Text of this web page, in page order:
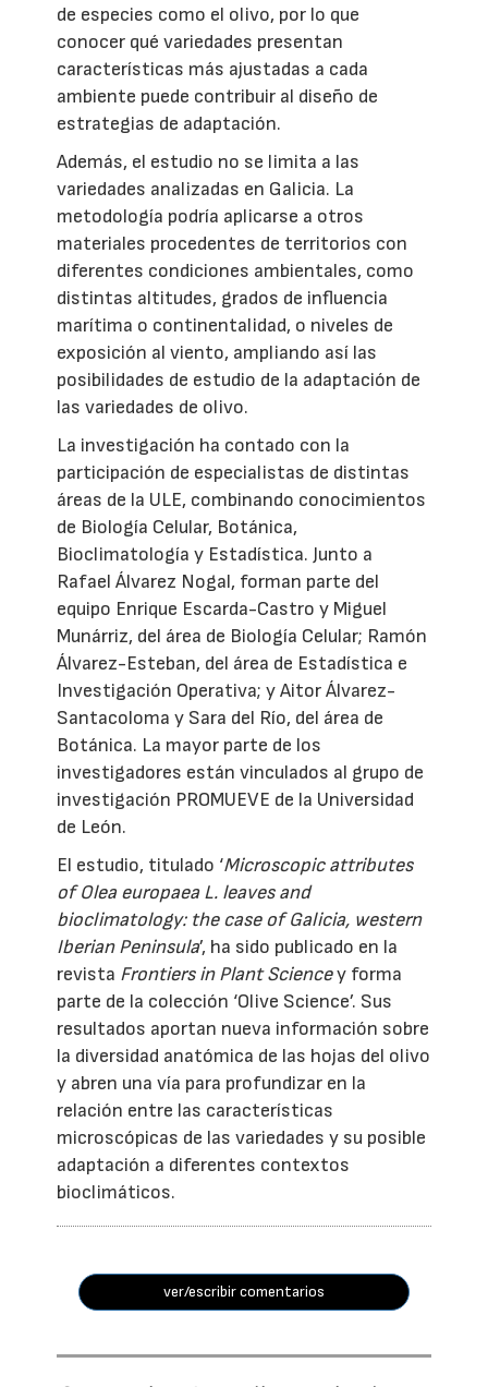
de especies como el olivo, por lo que
conocer qué variedades presentan
características más ajustadas a cada
ambiente puede contribuir al diseño de
estrategias de adaptación.
Además, el estudio no se limita a las
variedades analizadas en Galicia. La
metodología podría aplicarse a otros
materiales procedentes de territorios con
diferentes condiciones ambientales, como
distintas altitudes, grados de influencia
marítima o continentalidad, o niveles de
exposición al viento, ampliando así las
posibilidades de estudio de la adaptación de
las variedades de olivo.
La investigación ha contado con la
participación de especialistas de distintas
áreas de la ULE, combinando conocimientos
de Biología Celular, Botánica,
Bioclimatología y Estadística. Junto a
Rafael Álvarez Nogal, forman parte del
equipo Enrique Escarda-Castro y Miguel
Munárriz, del área de Biología Celular; Ramón
Álvarez-Esteban, del área de Estadística e
Investigación Operativa; y Aitor Álvarez-
Santacoloma y Sara del Río, del área de
Botánica. La mayor parte de los
investigadores están vinculados al grupo de
investigación PROMUEVE de la Universidad
de León.
El estudio, titulado ‘Microscopic attributes
of Olea europaea L. leaves and
bioclimatology: the case of Galicia, western
Iberian Peninsula’, ha sido publicado en la
revista Frontiers in Plant Sciencey forma
parte de la colección ‘Olive Science’. Sus
resultados aportan nueva información sobre
la diversidad anatómica de las hojas del olivo
y abren una vía para profundizar en la
relación entre las características
microscópicas de las variedades y su posible
adaptación a diferentes contextos
bioclimáticos.
ver/escribir comentarios